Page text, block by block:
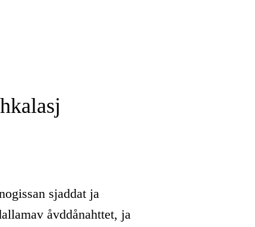
sjaddat ja
åvddånahttet, ja